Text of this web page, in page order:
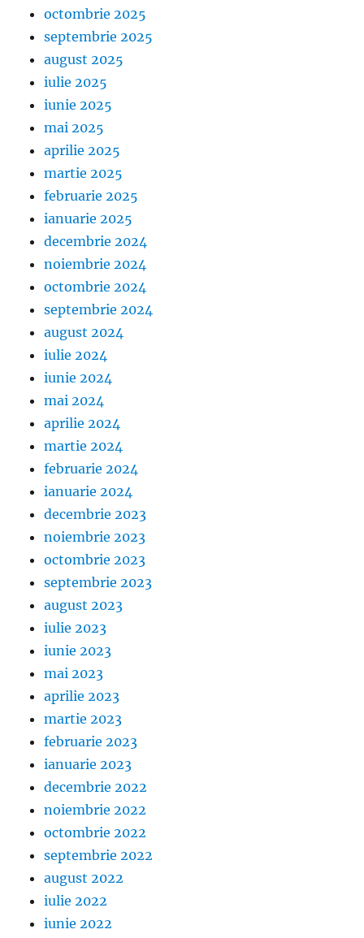
octombrie 2025
septembrie 2025
august 2025
iulie 2025
iunie 2025
mai 2025
aprilie 2025
martie 2025
februarie 2025
ianuarie 2025
decembrie 2024
noiembrie 2024
octombrie 2024
septembrie 2024
august 2024
iulie 2024
iunie 2024
mai 2024
aprilie 2024
martie 2024
februarie 2024
ianuarie 2024
decembrie 2023
noiembrie 2023
octombrie 2023
septembrie 2023
august 2023
iulie 2023
iunie 2023
mai 2023
aprilie 2023
martie 2023
februarie 2023
ianuarie 2023
decembrie 2022
noiembrie 2022
octombrie 2022
septembrie 2022
august 2022
iulie 2022
iunie 2022